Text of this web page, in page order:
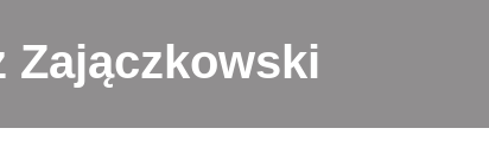
Zajączkowski